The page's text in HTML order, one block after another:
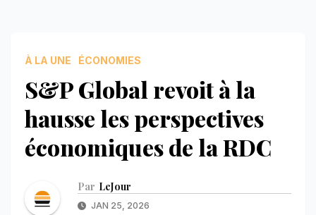
À LA UNE ÉCONOMIES
S&P Global revoit à la
hausse les perspectives
économiques de la RDC
Par LeJour
JAN 25, 2026